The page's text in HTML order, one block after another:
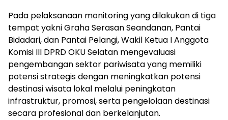
Pada pelaksanaan monitoring yang dilakukan di tiga
tempat yakni Graha Serasan Seandanan, Pantai
Bidadari, dan Pantai Pelangi, Wakil Ketua I Anggota
Komisi III DPRD OKU Selatan mengevaluasi
pengembangan sektor pariwisata yang memiliki
potensi strategis dengan meningkatkan potensi
destinasi wisata lokal melalui peningkatan
infrastruktur, promosi, serta pengelolaan destinasi
secara profesional dan berkelanjutan.